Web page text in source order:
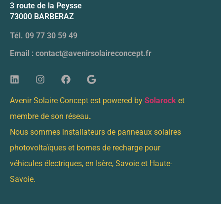
3 route de la Peysse
73000 BARBERAZ
Tél. 09 77 30 59 49
Email : contact@avenirsolaireconcept.fr
Avenir Solaire Concept est powered by Solarock et
membre de son réseau.
Nous sommes installateurs de panneaux solaires
photovoltaïques et bornes de recharge pour
véhicules électriques, en Isère, Savoie et Haute-
Savoie.